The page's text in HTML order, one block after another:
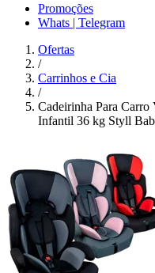
Promoções
Whats | Telegram
Ofertas
/
Carrinhos e Cia
/
Cadeirinha Para Carro
Infantil 36 kg Styll